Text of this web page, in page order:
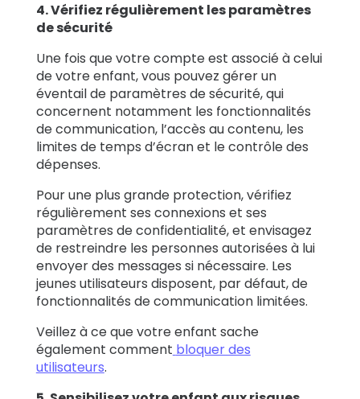
4.Vérifiez régulièrement les paramètres
de sécurité
Une fois que votre compte est associé à celui
de votre enfant, vous pouvez gérer un
éventail de paramètres de sécurité, qui
concernent notamment les fonctionnalités
de communication, l’accès au contenu, les
limites de temps d’écran et le contrôle des
dépenses.
Pour une plus grande protection, vérifiez
régulièrement ses connexions et ses
paramètres de confidentialité, et envisagez
de restreindre les personnes autorisées à lui
envoyer des messages si nécessaire. Les
jeunes utilisateurs disposent, par défaut, de
fonctionnalités de communication limitées.
Veillez à ce que votre enfant sache
également comment bloquer des
utilisateurs.